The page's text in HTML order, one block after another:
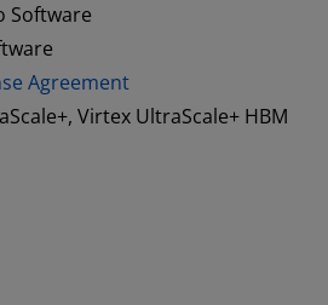
Software
Agreement
Virtex UltraScale+ HBM